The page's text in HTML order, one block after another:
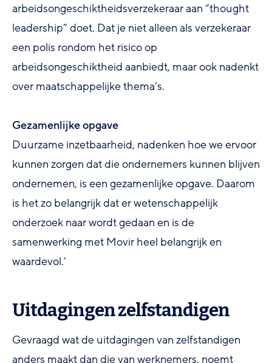
arbeidsongeschiktheidsverzekeraar aan “thought
leadership” doet. Dat je niet alleen als verzekeraar
een polis rondom het risico op
arbeidsongeschiktheid aanbiedt, maar ook nadenkt
over maatschappelijke thema’s.
Gezamenlijke opgave
Duurzame inzetbaarheid, nadenken hoe we ervoor
kunnen zorgen dat die ondernemers kunnen blijven
ondernemen, is een gezamenlijke opgave. Daarom
is het zo belangrijk dat er wetenschappelijk
onderzoek naar wordt gedaan en is de
samenwerking met Movir heel belangrijk en
waardevol.’
Uitdagingen zelfstandigen
Gevraagd wat de uitdagingen van zelfstandigen
anders maakt dan die van werknemers, noemt